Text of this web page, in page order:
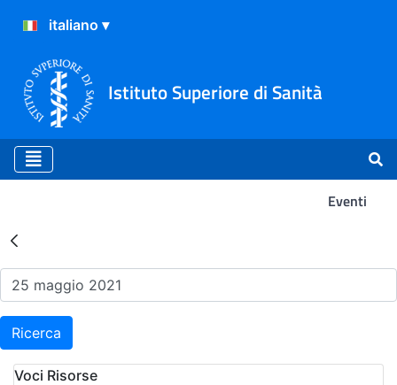
Istituto Superiore di Sanità
Eventi
Risultati della Ricerca -
Ricerca
Voci Risorse